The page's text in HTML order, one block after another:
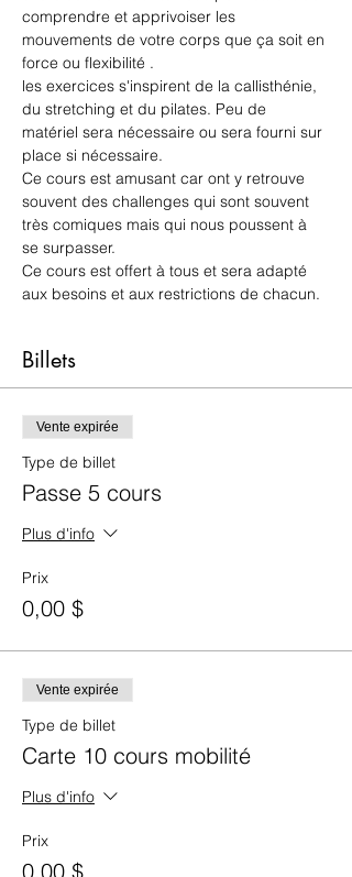
comprendre et apprivoiser les
mouvements de votre corps que ça soit en
force ou flexibilité .
les exercices s'inspirent de la callisthénie,
du stretching et du pilates. Peu de
matériel sera nécessaire ou sera fourni sur
place si nécessaire.
Ce cours est amusant car ont y retrouve
souvent des challenges qui sont souvent
très comiques mais qui nous poussent à
se surpasser.
Ce cours est offert à tous et sera adapté
aux besoins et aux restrictions de chacun.
Billets
Vente expirée
Type de billet
Passe 5 cours
Plus d'info
Prix
0,00 $
Vente expirée
Type de billet
Carte 10 cours mobilité
Plus d'info
Prix
0,00 $